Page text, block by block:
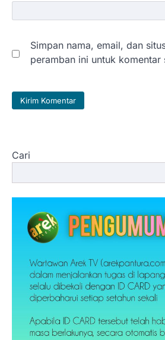
Simpan nama, email, dan
peramban ini untuk komentar
Cari